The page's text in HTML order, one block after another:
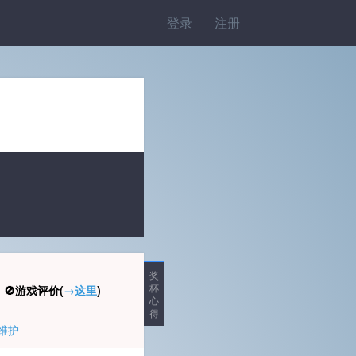
登录 注册
奖
杯
心
得
戏评价(→这里)
护